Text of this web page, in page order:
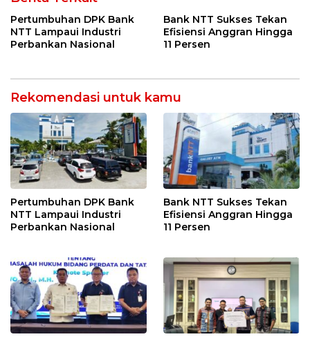
Pertumbuhan DPK Bank
NTT Lampaui Industri
Perbankan Nasional
Bank NTT Sukses Tekan
Efisiensi Anggran Hingga
11 Persen
Rekomendasi untuk kamu
Pertumbuhan DPK Bank
NTT Lampaui Industri
Perbankan Nasional
Bank NTT Sukses Tekan
Efisiensi Anggran Hingga
11 Persen